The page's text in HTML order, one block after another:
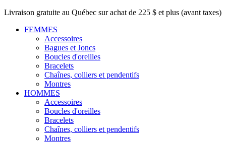
Livraison gratuite au Québec sur achat de 225 $ et plus (avant taxes)
FEMMES
Accessoires
Bagues et Joncs
Boucles d'oreilles
Bracelets
Chaînes, colliers et pendentifs
Montres
HOMMES
Accessoires
Boucles d'oreilles
Bracelets
Chaînes, colliers et pendentifs
Montres